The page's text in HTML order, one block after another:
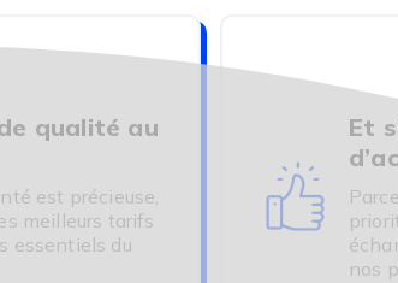
syndrome qui concerne aussi bien les
se manifeste principalement par une
atteinte de cette pathologie.
à ce besoin que la société Stimuli
qualité au
est précieuse,
meilleurs tarifs
essentiels du
Et
nos